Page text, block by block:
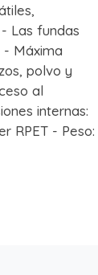
Las fundas
Máxima
polvo y
al
internas:
RPET - Peso: